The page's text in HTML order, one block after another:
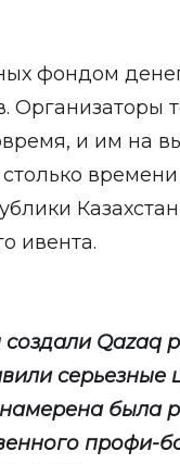
фондом денег
Организаторы
и им на
ивента.
Qazaq
серьезные
была
профи-